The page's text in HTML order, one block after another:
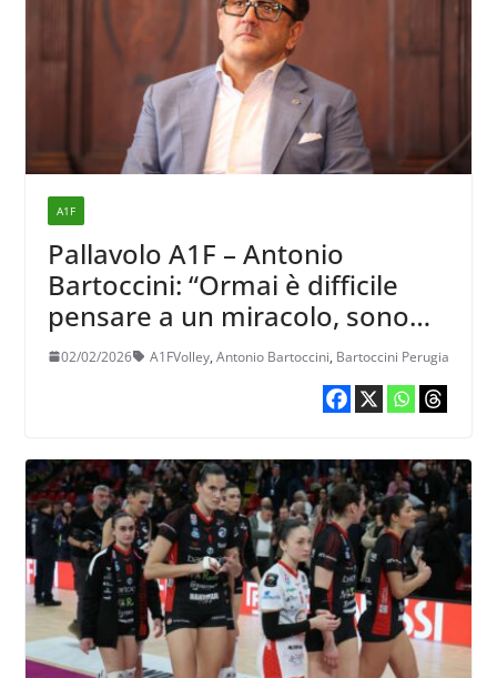
A1F
Pallavolo A1F – Antonio
Bartoccini: “Ormai è difficile
pensare a un miracolo, sono
troppe partite che non
vinciamo. Evidentemente la
miscela che abbiamo creato è
02/02/2026 A1FVolley, Antonio Bartoccini, Bartoccini Perugia